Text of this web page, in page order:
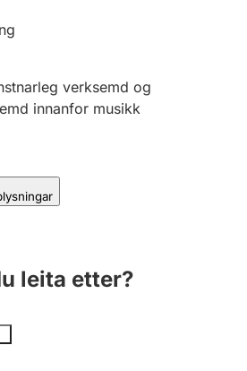
verksemd og
innanfor musikk
leita etter?